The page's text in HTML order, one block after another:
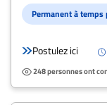
Permanent à temps
Postulez ici
248 personnes ont